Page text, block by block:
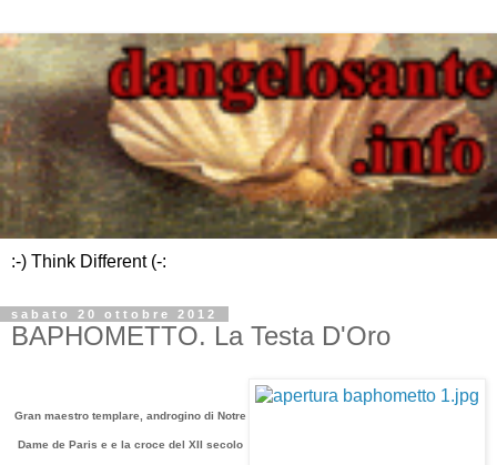
:-) Think Different (-:
sabato 20 ottobre 2012
BAPHOMETTO. La Testa D'Oro
Gran maestro templare, androgino di Notre
Dame de Paris e e la croce del XII secolo